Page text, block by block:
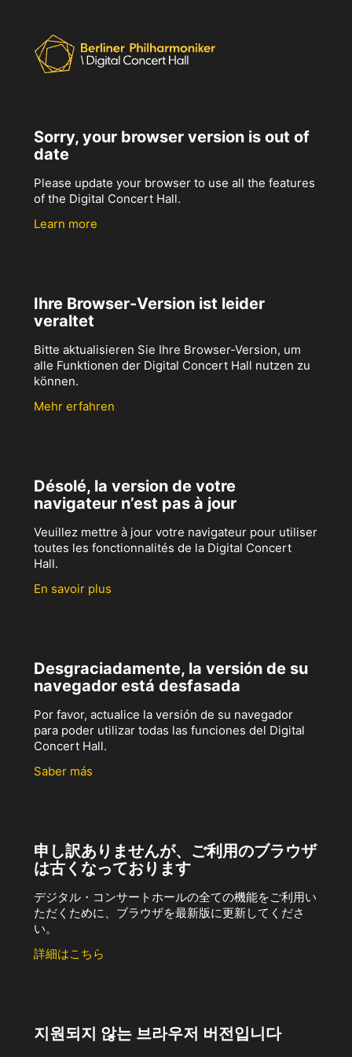
Sorry, your browser version is out of
date
Please update your browser to use all the features
of the Digital Concert Hall.
Learn more
Ihre Browser-Version ist leider
veraltet
Bitte aktualisieren Sie Ihre Browser-Version, um
alle Funktionen der Digital Concert Hall nutzen zu
können.
Mehr erfahren
Désolé, la version de votre
navigateur n’est pas à jour
Veuillez mettre à jour votre navigateur pour utiliser
toutes les fonctionnalités de la Digital Concert
Hall.
En savoir plus
Desgraciadamente, la versión de su
navegador está desfasada
Por favor, actualice la versión de su navegador
para poder utilizar todas las funciones del Digital
Concert Hall.
Saber más
申し訳ありませんが、ご利用のブラウザ
は古くなっております
デジタル・コンサートホールの全ての機能をご利用い
ただくために、ブラウザを最新版に更新してくださ
い。
詳細はこちら
지원되지 않는 브라우저 버전입니다